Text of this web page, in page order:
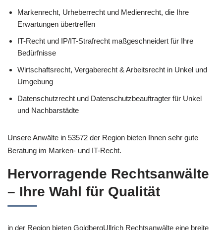
Markenrecht, Urheberrecht und Medienrecht, die Ihre
Erwartungen übertreffen
IT-Recht und IP/IT-Strafrecht maßgeschneidert für Ihre
Bedürfnisse
Wirtschaftsrecht, Vergaberecht & Arbeitsrecht in Unkel und
Umgebung
Datenschutzrecht und Datenschutzbeauftragter für Unkel
und Nachbarstädte
Unsere Anwälte in 53572 der Region bieten Ihnen sehr gute
Beratung im Marken- und IT-Recht.
Hervorragende Rechtsanwälte
– Ihre Wahl für Qualität
in der Region bieten GoldbergUllrich Rechtsanwälte eine breite